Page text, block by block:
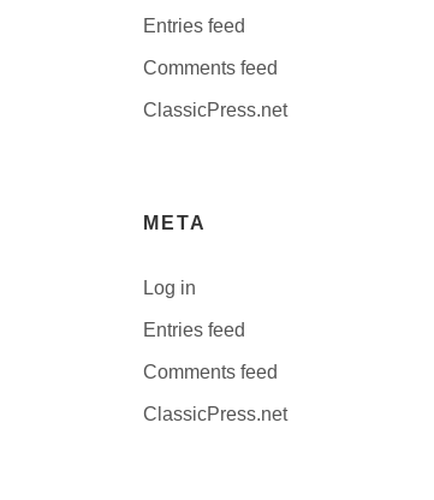
Entries feed
Comments feed
ClassicPress.net
META
Log in
Entries feed
Comments feed
ClassicPress.net